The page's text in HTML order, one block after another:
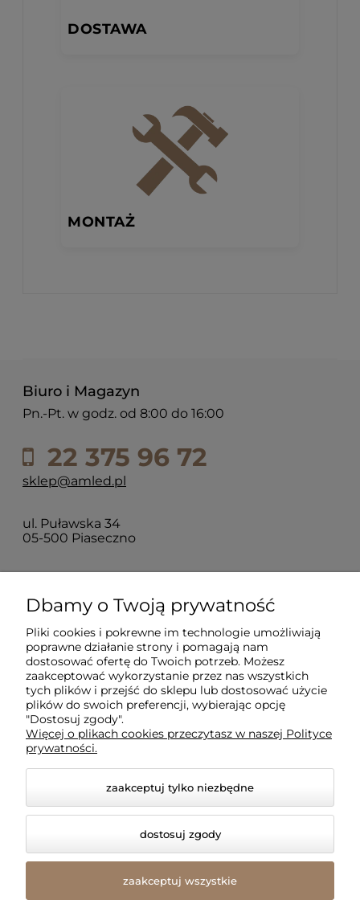
DOSTAWA
MONTAŻ
Biuro i Magazyn
Pn.-Pt. w godz. od 8:00 do 16:00
22 375 96 72
sklep@amled.pl
ul. Puławska 34
05-500 Piaseczno
Dla klientów
Informacje
O firmie
© 2026 amled.pl. Wszelkie prawa zastrzeżone.
internetowy Shoper Premium
Dbamy o Twoją prywatność
Pliki cookies i pokrewne im technologie umożliwiają
poprawne działanie strony i pomagają nam
dostosować ofertę do Twoich potrzeb. Możesz
zaakceptować wykorzystanie przez nas wszystkich
tych plików i przejść do sklepu lub dostosować użycie
plików do swoich preferencji, wybierając opcję
"Dostosuj zgody".
Więcej o plikach cookies przeczytasz w naszej Polityce
prywatności.
zaakceptuj tylko niezbędne
dostosuj zgody
zaakceptuj wszystkie